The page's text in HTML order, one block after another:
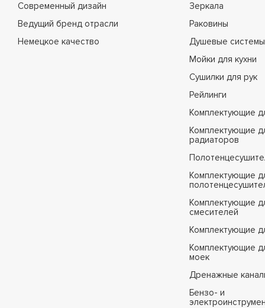
Современный дизайн
Ведущий бренд отрасли
Немецкое качество
Зеркала
Раковины
Душевые системы
Мойки для кухни
Сушилки для рук
Рейлинги
Комплектующие
Комплектующие
радиаторов
Комплектующие
Комплектующие
смесителей
Комплектующие
Комплектующие
моек
Дренажные
Бензо- и